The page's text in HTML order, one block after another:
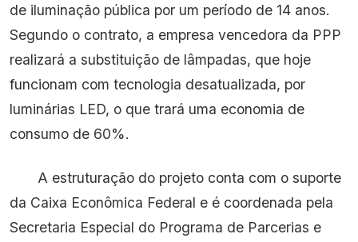
de iluminação pública por um período de 14 anos.
Segundo o contrato, a empresa vencedora da PPP
realizará a substituição de lâmpadas, que hoje
funcionam com tecnologia desatualizada, por
luminárias LED, o que trará uma economia de
consumo de 60%.
A estruturação do projeto conta com o suporte
da Caixa Econômica Federal e é coordenada pela
Secretaria Especial do Programa de Parcerias e